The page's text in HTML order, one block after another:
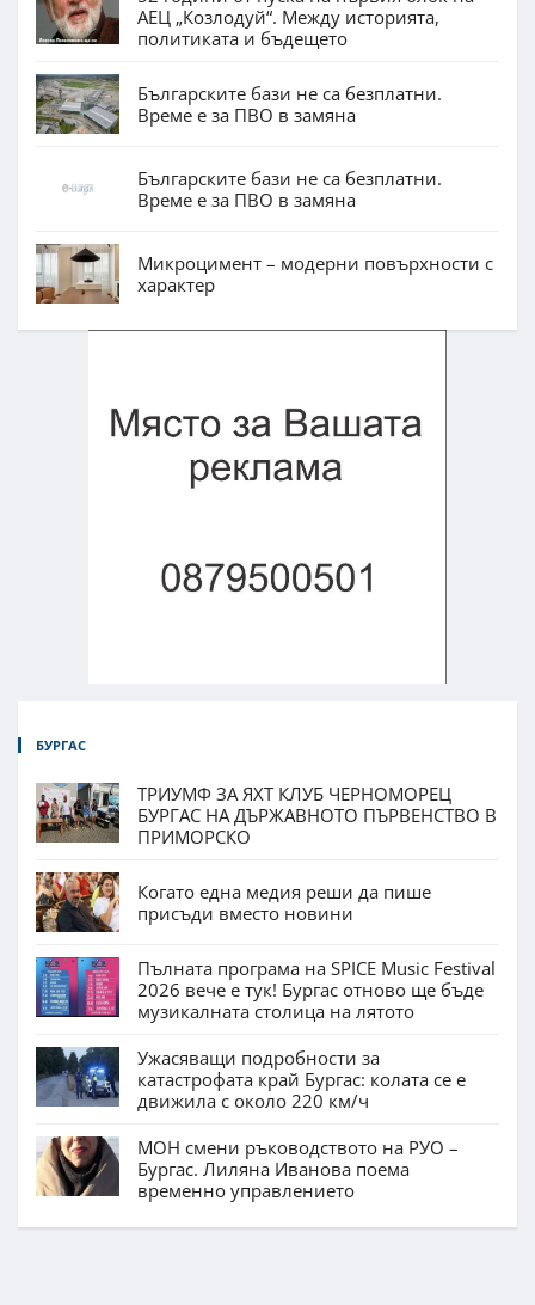
АЕЦ „Козлодуй“. Между историята,
политиката и бъдещето
Българските бази не са безплатни.
Време е за ПВО в замяна
Българските бази не са безплатни.
Време е за ПВО в замяна
Микроцимент – модерни повърхности с
характер
БУРГАС
ТРИУМФ ЗА ЯХТ КЛУБ ЧЕРНОМОРЕЦ
БУРГАС НА ДЪРЖАВНОТО ПЪРВЕНСТВО В
ПРИМОРСКО
Когато една медия реши да пише
присъди вместо новини
Пълната програма на SPICE Music Festival
2026 вече е тук! Бургас отново ще бъде
музикалната столица на лятото
Ужасяващи подробности за
катастрофата край Бургас: колата се е
движила с около 220 км/ч
МОН смени ръководството на РУО –
Бургас. Лиляна Иванова поема
временно управлението